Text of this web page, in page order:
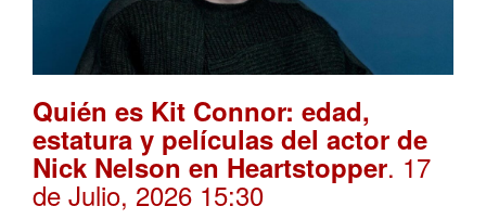
Quién es Kit Connor: edad,
estatura y películas del actor de
Nick Nelson en Heartstopper. 17
de Julio, 2026 15:30